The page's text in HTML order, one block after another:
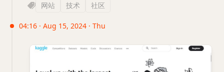
网站 技术 社区
04:16 · Aug 15, 2024 · Thu